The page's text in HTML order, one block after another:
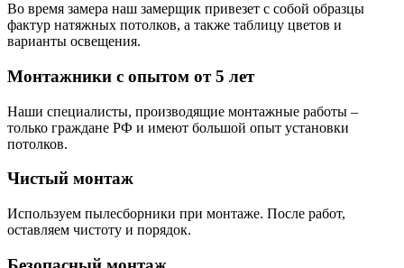
Во время замера наш замерщик привезет с собой образцы
фактур натяжных потолков, а также таблицу цветов и
варианты освещения.
Монтажники с опытом от 5 лет
Наши специалисты, производящие монтажные работы –
только граждане РФ и имеют большой опыт установки
потолков.
Чистый монтаж
Используем пылесборники при монтаже. После работ,
оставляем чистоту и порядок.